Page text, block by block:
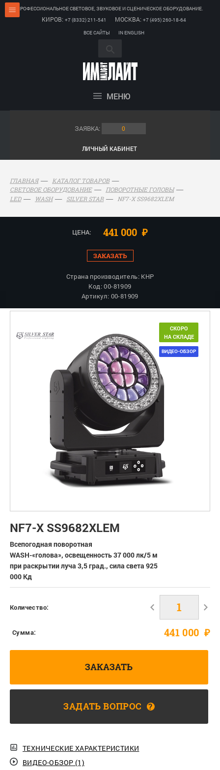
ПРОФЕССИОНАЛЬНОЕ СВЕТОВОЕ, ЗВУКОВОЕ И СЦЕНИЧЕСКОЕ ОБОРУДОВАНИЕ.
КИРОВ: +7 (8332) 211-541 МОСКВА: +7 (495) 260-18-64
ВСЕ САЙТЫ
IN ENGLISH
МЕНЮ
ЗАЯВКА: 0
ЛИЧНЫЙ КАБИНЕТ
ГЛАВНАЯ
КАТАЛОГ ТОВАРОВ
СВЕТОВОЕ ОБОРУДОВАНИЕ
ПОВОРОТНЫЕ ГОЛОВЫ
LED
WASH SILVER STAR NF7-X SS9682XLEM
ЦЕНА: 441 000 ₽
ЗАКАЗАТЬ
Страна производитель: КНР
Код: 00-81909
Артикул: 00-81909
СКОРО
НА СКЛАДЕ
ВИДЕО-ОБЗОР
NF7-X SS9682XLEM
Всепогодная поворотная
WASH-«голова», освещенность 37 000 лк/5 м
при раскрытии луча 3,5 град., сила света 925
000 Кд
Количество:
Сумма: 441 000 ₽
ЗАКАЗАТЬ
ЗАДАТЬ ВОПРОС ?
ТЕХНИЧЕСКИЕ ХАРАКТЕРИСТИКИ
ВИДЕО-ОБЗОР (1)